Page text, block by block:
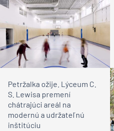
Petržalka ožije. Lýceum C.
S. Lewisa premení
chátrajúci areál na
modernú a udržateľnú
inštitúciu